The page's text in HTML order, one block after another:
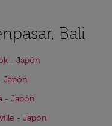
Bali
- Japón
Japón
- Japón
- Japón